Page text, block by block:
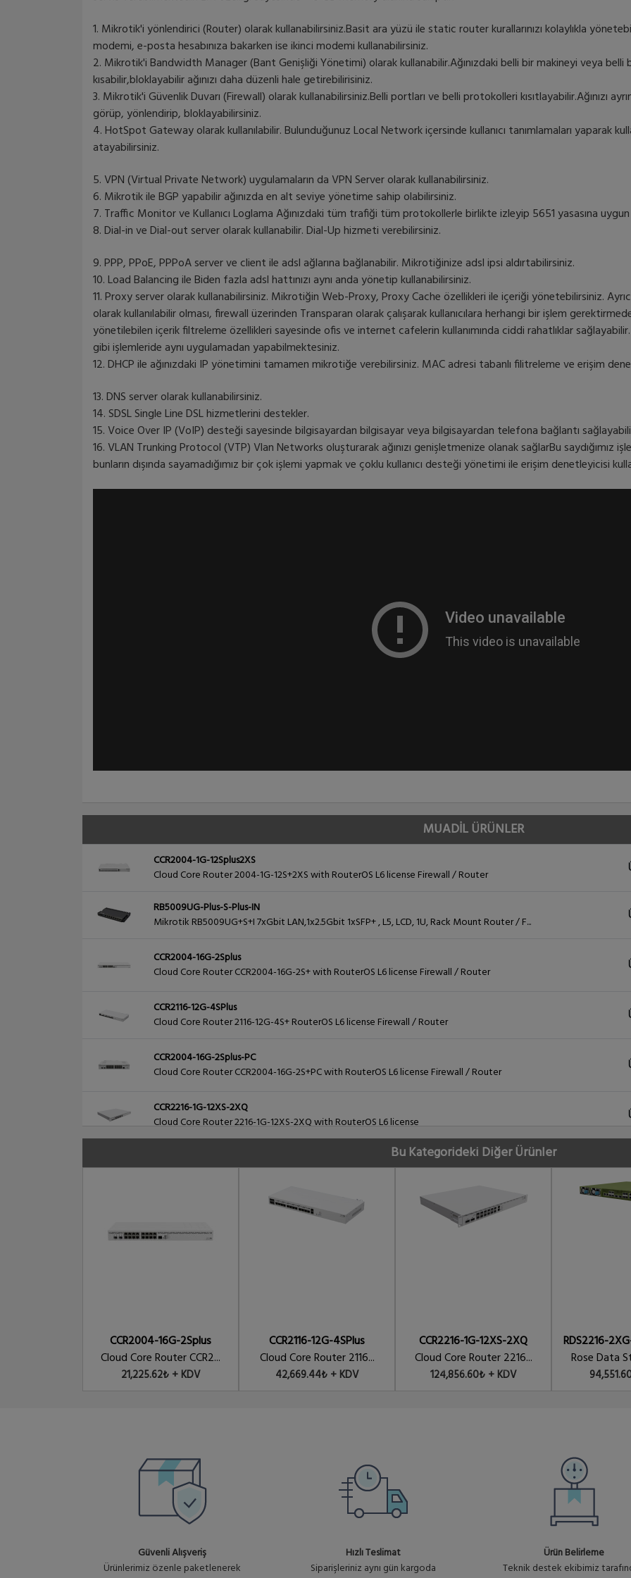
1. Mikrotik'i yönlendirici (Router) olarak kullanabilirsiniz.Basit ara yüzü ile static router kurallarınızı kolaylıkla
modemi, e-posta hesabınıza bakarken ise ikinci modemi kullanabilirsiniz.
2. Mikrotik'i Bandwidth Manager (Bant Genişliği Yönetimi) olarak kullanabilir.Ağınızdaki belli bir makineyi veya
kısabilir,bloklayabilir ağınızı daha düzenli hale getirebilirisiniz.
3. Mikrotik'i Güvenlik Duvarı (Firewall) olarak kullanabilirsiniz.Belli portları ve belli protokolleri kısıtlayabilir.Ağınızı
görüp, yönlendirip, bloklayabilirsiniz.
4. HotSpot Gateway olarak kullanılabilir. Bulunduğunuz Local Network içersinde kullanıcı tanımlamaları yaparak
atayabilirsiniz.
5. VPN (Virtual Private Network) uygulamaların da VPN Server olarak kullanabilirsiniz.
6. Mikrotik ile BGP yapabilir ağınızda en alt seviye yönetime sahip olabilirsiniz.
7. Traffic Monitor ve Kullanıcı Loglama Ağınızdaki tüm trafiği tüm protokollerle birlikte izleyip 5651 yasasına
8. Dial-in ve Dial-out server olarak kullanabilir. Dial-Up hizmeti verebilirsiniz.
9. PPP, PPoE, PPPoA server ve client ile adsl ağlarına bağlanabilir. Mikrotiğinize adsl ipsi aldırtabilirsiniz.
10. Load Balancing ile Biden fazla adsl hattınızı aynı anda yönetip kullanabilirsiniz.
11. Proxy server olarak kullanabilirsiniz. Mikrotiğin Web-Proxy, Proxy Cache özellikleri ile içeriği yönetebilirsiniz.
olarak kullanılabilir olması, firewall üzerinden Transparan olarak çalışarak kullanıcılara herhangi bir işlem
yönetilebilen içerik filtreleme özellikleri sayesinde ofis ve internet cafelerin kullanımında ciddi rahatlıklar
gibi işlemleride aynı uygulamadan yapabilmektesiniz.
12. DHCP ile ağınızdaki IP yönetimini tamamen mikrotiğe verebilirsiniz. MAC adresi tabanlı filitreleme ve erişim
13. DNS server olarak kullanabilirsiniz.
14. SDSL Single Line DSL hizmetlerini destekler.
15. Voice Over IP (VoIP) desteği sayesinde bilgisayardan bilgisayar veya bilgisayardan telefona bağlantı
16. VLAN Trunking Protocol (VTP) Vlan Networks oluşturarak ağınızı genişletmenize olanak sağlarBu saydığımız
bunların dışında sayamadığımız bir çok işlemi yapmak ve çoklu kullanıcı desteği yönetimi ile erişim denetleyicisi
MUADİL ÜRÜNLER
CCR2004-1G-12Splus2XS
Cloud Core Router 2004-1G-12S+2XS with RouterOS L6 license Firewall / Router
RB5009UG-Plus-S-Plus-IN
Mikrotik RB5009UG+S+I 7xGbit LAN,1x2.5Gbit 1xSFP+ , L5, LCD, 1U, Rack Mount Router / F...
CCR2004-16G-2Splus
Cloud Core Router CCR2004-16G-2S+ with RouterOS L6 license Firewall / Router
CCR2116-12G-4SPlus
Cloud Core Router 2116-12G-4S+ RouterOS L6 license Firewall / Router
CCR2004-16G-2Splus-PC
Cloud Core Router CCR2004-16G-2S+PC with RouterOS L6 license Firewall / Router
CCR2216-1G-12XS-2XQ
Cloud Core Router 2216-1G-12XS-2XQ with RouterOS L6 license
CCR2004-1G-2XS-PCIe PCI-express card with RouterOS L6 Firewall / Router
RB5009UPr-PLUS-S-PLUS-IN
RB5009UPr+S+IN with RouterOS L5 license indoor case
Bu Kategorideki Diğer Ürünler
CCR2004-16G-2Splus
Cloud Core Router CCR2...
21,225.62₺ + KDV
CCR2116-12G-4SPlus
Cloud Core Router 2116...
42,669.44₺ + KDV
CCR2216-1G-12XS-2XQ
Cloud Core Router 2216...
124,856.60₺ + KDV
RDS2216-
Rose Data
Güvenli Alışveriş
Ürünlerimiz özenle paketlenerek
Hızlı Teslimat
Siparişleriniz aynı gün kargoda
Ürün Belirleme
Teknik destek ekibimiz